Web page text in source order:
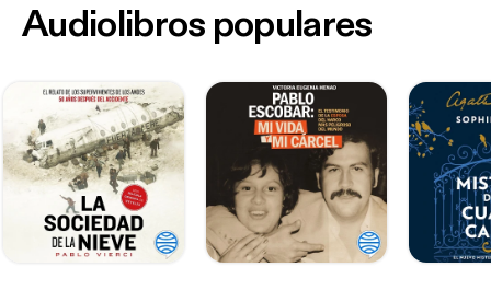
Audiolibros populares